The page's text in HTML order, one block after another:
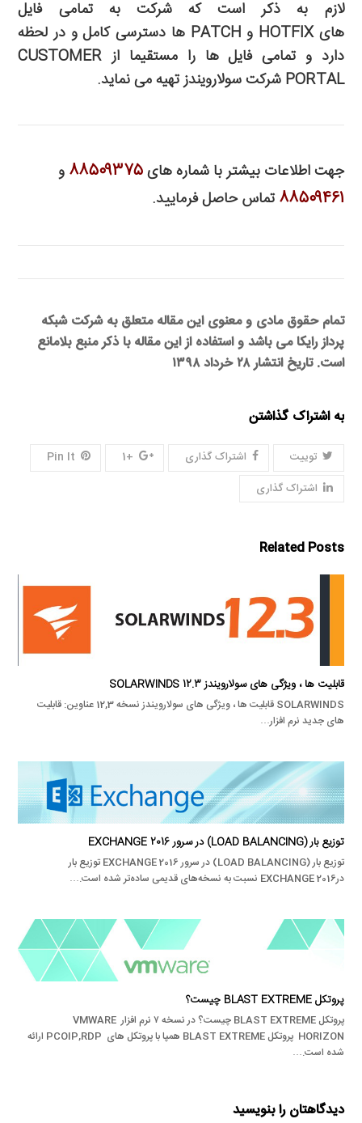
لازم به ذکر است که شرکت به تمامی فایل
های HOTFIX وPATCH
ها دسترسی کامل و در لحظه
دارد و تمامی فایل ها را مستقیما از CUSTOMER
PORTAL شرکت سولارویندز تهیه می نماید.
جهت اطلاعات بیشتر با شماره های۸۸۵۰۹۳۷۵ و
۸۸۵۰۹۴۶۱ تماس حاصل فرمایید.
تمام حقوق مادی و معنوی این مقاله متعلق به شرکت شبکه
پرداز رایکا می باشد و استفاده از این مقاله با ذکر منبع بلامانع
است. تاریخ انتشار ۲۸ خرداد ۱۳۹۸
به اشتراک گذاشتن
توییت اشتراک گذاری +1
Pin It
اشتراک گذاری
Related Posts
قابلیت ها ، ویژگی های سولارویندز SOLARWINDS 12.3
SOLARWINDS قابلیت ها ، ویژگی های سولارویندز نسخه 12,3 عناوین: قابلیت
های جدید نرم افزار…
توزیع بار (LOAD BALANCING) در سرور EXCHANGE 2016
توزیع بار (LOAD BALANCING) در سرور EXCHANGE 2016 توزیع بار
درEXCHANGE 2016 نسبت به نسخه‌های قدیمی ساده‌تر شده است.…
پروتکل BLAST EXTREME چیست؟
پروتکل BLAST EXTREME چیست؟ در نسخه ۷ نرم افزار VMWARE
HORIZON پروتکل BLAST EXTREME همپا با پروتکل های PCOIP,RDP ارائه
شده است.…
دیدگاهتان را بنویسید